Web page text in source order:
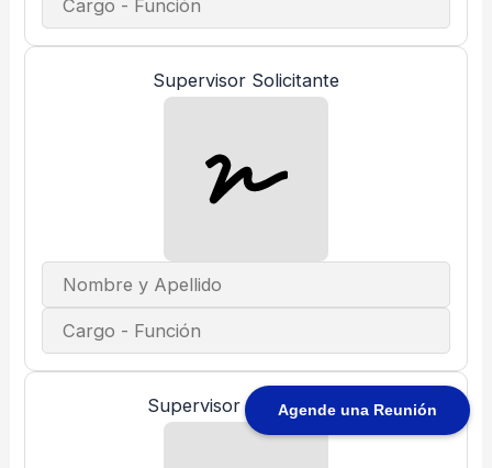
Agende una Reunión
Supervisor Solicitante
Supervisor Autorizante